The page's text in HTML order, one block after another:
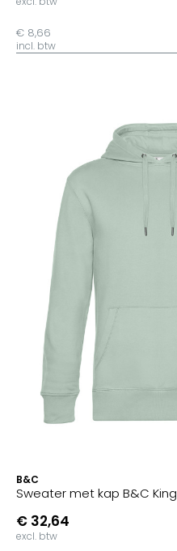
€ 8,66
incl. btw
B&C
Sweater met kap B&C King
€ 32,64
excl. btw